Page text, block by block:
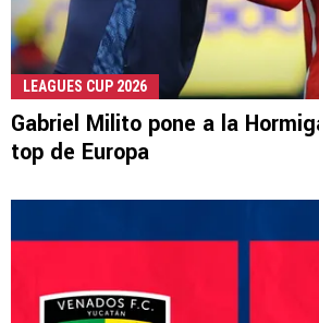
LEAGUES CUP 2026
Gabriel Milito pone a la
top de Europa